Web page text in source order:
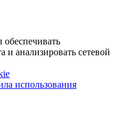
и анализировать сетевой
использования